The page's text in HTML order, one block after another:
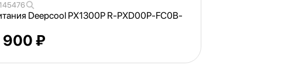
Deepcool PX1300P R-PXD00P-FC0B-
900 ₽